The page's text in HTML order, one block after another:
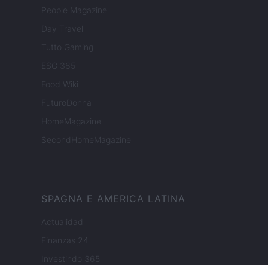
People Magazine
Day Travel
Tutto Gaming
ESG 365
Food Wiki
FuturoDonna
HomeMagazine
SecondHomeMagazine
SPAGNA E AMERICA LATINA
Actualidad
Finanzas 24
Investindo 365